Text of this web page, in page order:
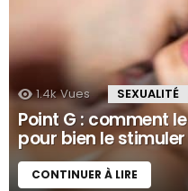
1.4k Vues SEXUALITÉ
Point G : comment
pour bien le stimuler
CONTINUER À LIRE